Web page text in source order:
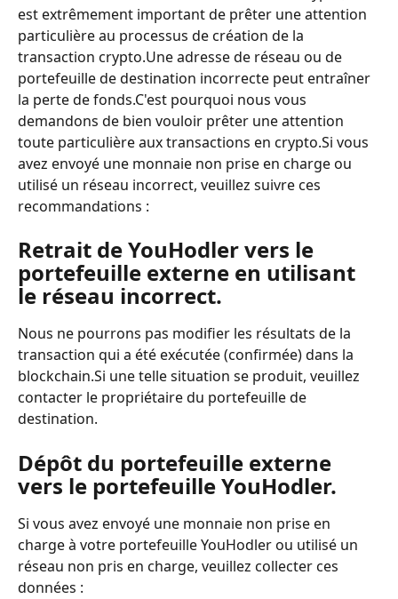
est extrêmement important de prêter une attention
particulière au processus de création de la
transaction crypto.Une adresse de réseau ou de
portefeuille de destination incorrecte peut entraîner
la perte de fonds.C'est pourquoi nous vous
demandons de bien vouloir prêter une attention
toute particulière aux transactions en crypto.Si vous
avez envoyé une monnaie non prise en charge ou
utilisé un réseau incorrect, veuillez suivre ces
recommandations :
Retrait de YouHodler vers le
portefeuille externe en utilisant
le réseau incorrect.
Nous ne pourrons pas modifier les résultats de la
transaction qui a été exécutée (confirmée) dans la
blockchain.Si une telle situation se produit, veuillez
contacter le propriétaire du portefeuille de
destination.
Dépôt du portefeuille externe
vers le portefeuille YouHodler.
Si vous avez envoyé une monnaie non prise en
charge à votre portefeuille YouHodler ou utilisé un
réseau non pris en charge, veuillez collecter ces
données :